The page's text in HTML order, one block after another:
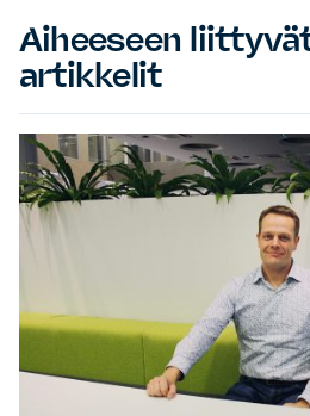
Aiheeseen
artikkelit